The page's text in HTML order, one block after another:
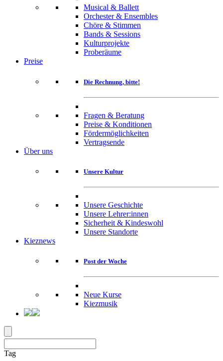
Musical & Ballett
Orchester & Ensembles
Chöre & Stimmen
Bands & Sessions
Kulturprojekte
Proberäume
Preise
Die Rechnung, bitte!
Fragen & Beratung
Preise & Konditionen
Fördermöglichkeiten
Vertragsende
Über uns
Unsere Kultur
Unsere Geschichte
Unsere Lehrer:innen
Sicherheit & Kindeswohl
Unsere Standorte
Kieznews
Post der Woche
Neue Kurse
Kiezmusik
Tag